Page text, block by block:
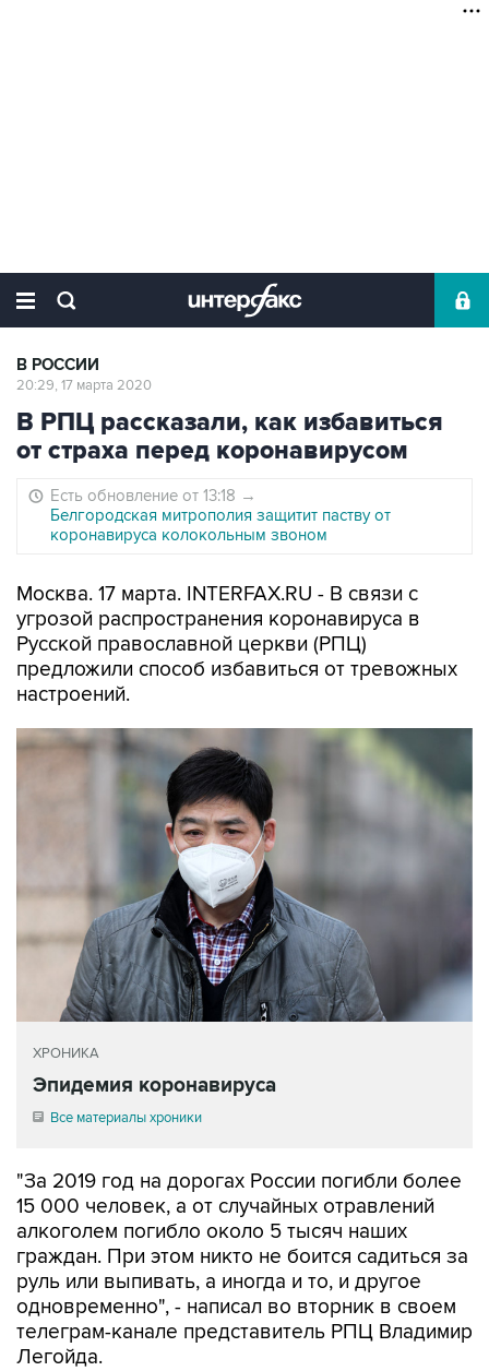
В РОССИИ
20:29, 17 марта 2020
В РПЦ рассказали, как избавиться
от страха перед коронавирусом
Есть обновление от 13:18 →
Белгородская митрополия защитит паству от
коронавируса колокольным звоном
Москва. 17 марта. INTERFAX.RU - В связи с
угрозой распространения коронавируса в
Русской православной церкви (РПЦ)
предложили способ избавиться от тревожных
настроений.
ХРОНИКА
Эпидемия коронавируса
Все материалы хроники
"За 2019 год на дорогах России погибли более
15 000 человек, а от случайных отравлений
алкоголем погибло около 5 тысяч наших
граждан. При этом никто не боится садиться за
руль или выпивать, а иногда и то, и другое
одновременно", - написал во вторник в своем
телеграм-канале представитель РПЦ Владимир
Легойда.